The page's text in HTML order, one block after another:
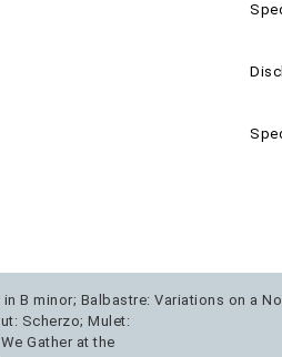
B minor; Balbastre: Variations on a
Scherzo; Mulet:
Gather at the